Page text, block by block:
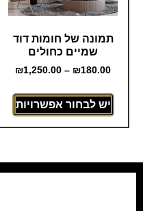
תמונה של חומות דוד
שמיים כחולים
₪180.00
–
₪1,250.00
יש לבחור אפשרויות